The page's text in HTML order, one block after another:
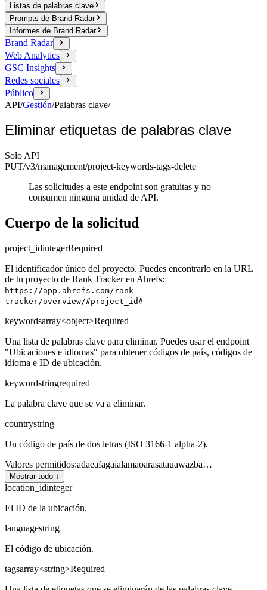
Listas de palabras clave
Prompts de Brand Radar
Informes de Brand Radar
Brand Radar
Web Analytics
GSC Insights
Redes sociales
Público
API/Gestión/Palabras clave/
Eliminar etiquetas de palabras clave
Solo API
PUT/v3/management/project-keywords-tags-delete
Las solicitudes a este endpoint son gratuitas y no
consumen ninguna unidad de API.
Cuerpo de la solicitud
project_idintegerRequired
El identificador único del proyecto. Puedes encontrarlo en la URL
de tu proyecto de Rank Tracker en Ahrefs:
https://app.ahrefs.com/rank-
tracker/overview/#project_id#
keywordsarray<object>Required
Una lista de palabras clave para eliminar. Puedes usar el endpoint
"Ubicaciones e idiomas" para obtener códigos de país, códigos de
idioma e ID de ubicación.
keywordstringrequired
La palabra clave que se va a eliminar.
countrystring
Un código de país de dos letras (ISO 3166-1 alpha-2).
Valores permitidos:adaeafagaialamaoarasatauawazba…
Mostrar todo ↓
location_idinteger
El ID de la ubicación.
languagestring
El código de ubicación.
tagsarray<string>Required